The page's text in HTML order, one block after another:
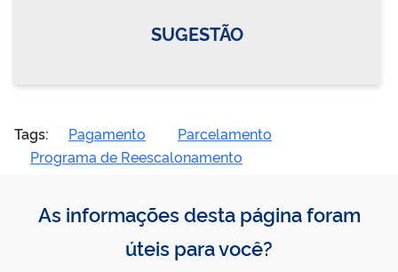
SUGESTÃO
Tags: Pagamento
Parcelamento
Programa de Reescalonamento
As informações desta página foram
úteis para você?